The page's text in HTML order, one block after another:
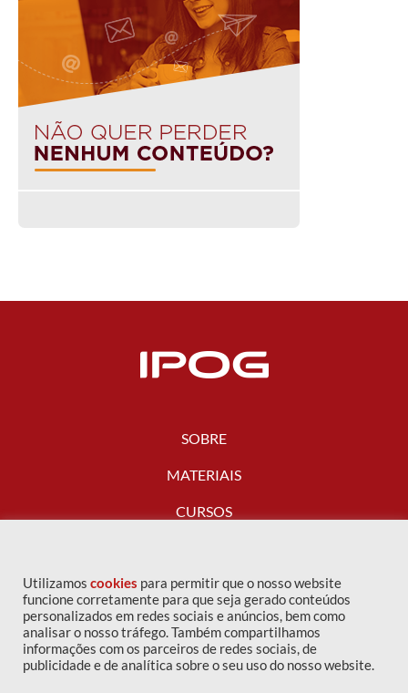
SOBRE
MATERIAIS
CURSOS
FALE CONOSCO
Utilizamos cookies para permitir que o nosso website
funcione corretamente para que seja gerado conteúdos
personalizados em redes sociais e anúncios, bem como
analisar o nosso tráfego. Também compartilhamos
informações com os parceiros de redes sociais, de
publicidade e de analítica sobre o seu uso do nosso website.